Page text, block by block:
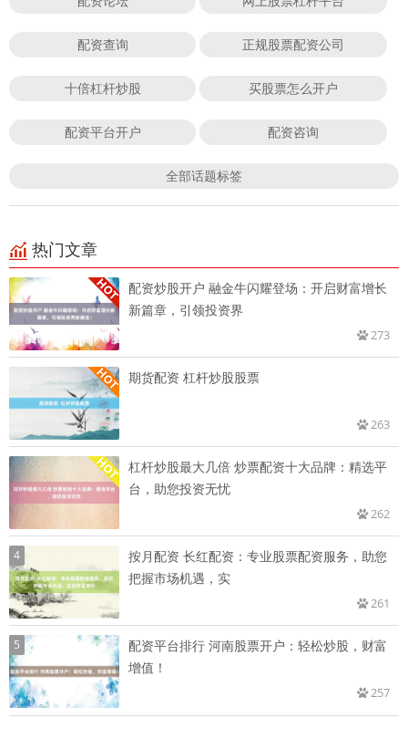
配资查询 正规股票配资公司
十倍杠杆炒股 买股票怎么开户
配资平台开户 配资咨询
全部话题标签
热门文章
配资炒股开户 融金牛闪耀登场：开启财富增长
新篇章，引领投资界
273
期货配资 杠杆炒股股票
263
杠杆炒股最大几倍 炒票配资十大品牌：精选平
台，助您投资无忧
262
4
按月配资 长红配资：专业股票配资服务，助您
把握市场机遇，实
261
5
配资平台排行 河南股票开户：轻松炒股，财富
增值！
257